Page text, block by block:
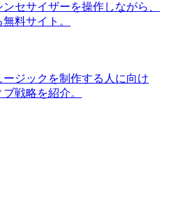
セサイザーを操作しながら、
料サイト。
ジックを制作する人に向け
戦略を紹介。